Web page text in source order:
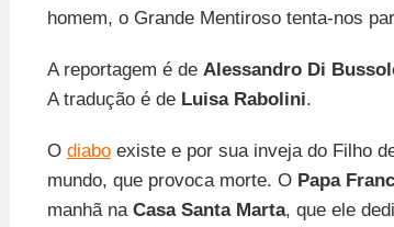
homem, o Grande Mentiroso tenta-nos
A reportagem é de Alessandro Di
A tradução é de Luisa Rabolini.
O diaboexiste e por sua inveja do Filho
mundo, que provoca morte. O Papa
manhã na Casa Santa Marta, que ele